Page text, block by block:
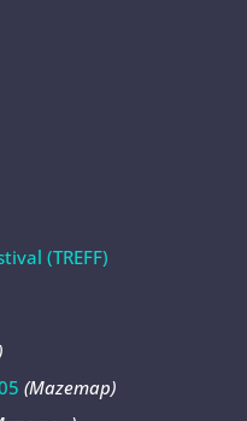
(TREFF)
(Mazemap)